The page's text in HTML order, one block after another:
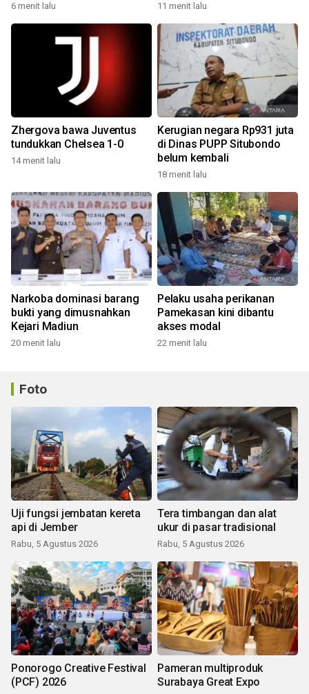
6 menit lalu 11 menit lalu
Zhergova bawa Juventus
tundukkan Chelsea 1-0
14 menit lalu
Kerugian negara Rp931 juta
di Dinas PUPP Situbondo
belum kembali
18 menit lalu
Narkoba dominasi barang
bukti yang dimusnahkan
Kejari Madiun
20 menit lalu
Pelaku usaha perikanan
Pamekasan kini dibantu
akses modal
22 menit lalu
Foto
Uji fungsi jembatan kereta
api di Jember
Rabu, 5 Agustus 2026
Tera timbangan dan alat
ukur di pasar tradisional
Rabu, 5 Agustus 2026
Ponorogo Creative Festival
(PCF) 2026
Pameran multiproduk
Surabaya Great Expo